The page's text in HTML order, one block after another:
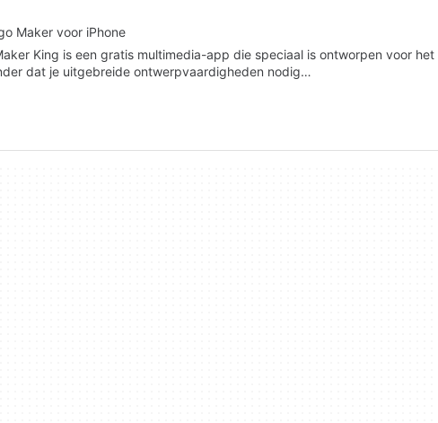
Maker voor iPhone
King is een gratis multimedia-app die speciaal is ontworpen voor het
dat je uitgebreide ontwerpvaardigheden nodig…